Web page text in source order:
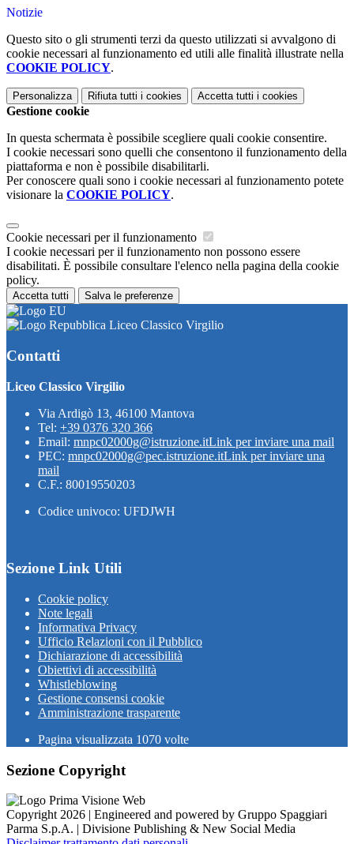
Notizie
Questo sito o gli strumenti terzi da questo utilizzati si avvalgono di
cookie necessari al funzionamento ed utili alle finalità illustrate nella
COOKIE POLICY.
Personalizza Rifiuta tutti i cookies Accetta tutti i cookies
Gestione cookie
In questa schermata è possibile scegliere quali cookie consentire.
I cookie necessari sono quelli che consentono il funzionamento della
piattaforma e non è possibile disabilitarli.
Per conoscere quali sono i cookie necessari al funzionamento potete
visionare la COOKIE POLICY.
Cookie necessari per il funzionamento
I cookie necessari per il funzionamento non possono essere
disabilitati. È possibile consultare l'elenco nella pagina della cookie
policy.
Accetta tutti Salva le preferenze
Liceo Classico Virgilio
Contatti
Liceo Classico Virgilio
Via Ardigò 13, 46100 Mantova
Tel: +39 0376 320 366
Email: mnpc02000g@istruzione.itLink per inviare una mail
PEC: mnpc02000g@pec.istruzione.itLink per inviare una
mail
C.F.: 80019550203
Codice univoco: UFDJWH
Sezione Link Utili
Cookie policy
Note legali
Informativa Privacy
Ufficio Relazioni con il Pubblico
Dichiarazione di accessibilità
Obiettivi di accessibilità
Whistleblowing
Gestione consensi cookie
Amministrazione trasparente
Pagina visualizzata 1070 volte
Sezione Copyright
Copyright 2026 | Engineered and powered by Gruppo Spaggiari
Parma S.p.A. | Divisione Publishing & New Social Media